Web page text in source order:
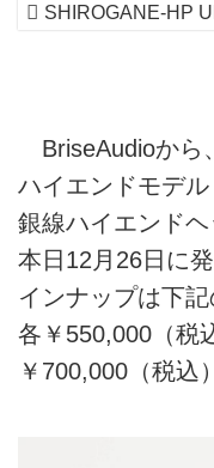
SHIROGANE-HP
BriseAudioから
ハイエンドモデ
銀線ハイエンドヘ
本日12月26日に
インナップは下
各￥550,000（税
￥700,000（税込